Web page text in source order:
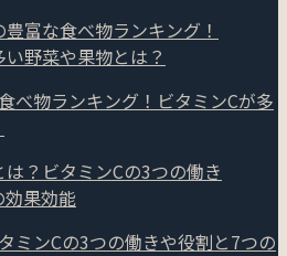
べ物ランキング！ビタミンCが多
ミンCの3つの働きや役割と7つの